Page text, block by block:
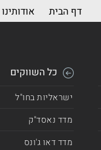
דף הבית אודותינו
כל השווקים
ישראליות בחו"ל
מדד נאסד"ק
מדד דאו ג'ונס